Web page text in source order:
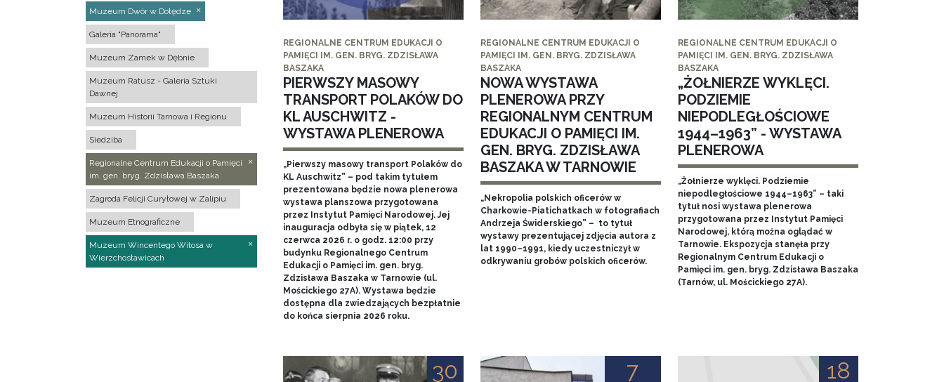
Muzeum Dwór w Dołędze
Galeria "Panorama"
Muzeum Zamek w Dębnie
Muzeum Ratusz - Galeria Sztuki
Dawnej
Muzeum Historii Tarnowa i Regionu
Siedziba
Regionalne Centrum Edukacji o Pamięci
im. gen. bryg. Zdzisława Baszaka
Zagroda Felicji Curyłowej w Zalipiu
Muzeum Etnograficzne
Muzeum Wincentego Witosa w
Wierzchosławicach
REGIONALNE CENTRUM EDUKACJI O
PAMIĘCI IM. GEN. BRYG. ZDZISŁAWA
BASZAKA
PIERWSZY MASOWY
TRANSPORT POLAKÓW DO
KL AUSCHWITZ -
WYSTAWA PLENEROWA
„Pierwszy masowy transport Polaków do
KL Auschwitz” – pod takim tytułem
prezentowana będzie nowa plenerowa
wystawa planszowa przygotowana
przez Instytut Pamięci Narodowej. Jej
inauguracja odbyła się w piątek, 12
czerwca 2026 r. o godz. 12:00 przy
budynku Regionalnego Centrum
Edukacji o Pamięci im. gen. bryg.
Zdzisława Baszaka w Tarnowie (ul.
Mościckiego 27A). Wystawa będzie
dostępna dla zwiedzających bezpłatnie
do końca sierpnia 2026 roku.
REGIONALNE CENTRUM EDUKACJI O
PAMIĘCI IM. GEN. BRYG. ZDZISŁAWA
BASZAKA
NOWA WYSTAWA
PLENEROWA PRZY
REGIONALNYM CENTRUM
EDUKACJI O PAMIĘCI IM.
GEN. BRYG. ZDZISŁAWA
BASZAKA W TARNOWIE
„Nekropolia polskich oficerów w
Charkowie-Piatichatkach w fotografiach
Andrzeja Świderskiego” – to tytuł
wystawy prezentującej zdjęcia autora z
lat 1990–1991, kiedy uczestniczył w
odkrywaniu grobów polskich oficerów.
REGIONALNE CENTRUM EDUKACJI O
PAMIĘCI IM. GEN. BRYG. ZDZISŁAWA
BASZAKA
„ŻOŁNIERZE WYKLĘCI.
PODZIEMIE
NIEPODLEGŁOŚCIOWE
1944–1963” - WYSTAWA
PLENEROWA
„Żołnierze wyklęci. Podziemie
niepodległościowe 1944–1963” – taki
tytuł nosi wystawa plenerowa
przygotowana przez Instytut Pamięci
Narodowej, którą można oglądać w
Tarnowie. Ekspozycja stanęła przy
Regionalnym Centrum Edukacji o
Pamięci im. gen. bryg. Zdzisława Baszaka
(Tarnów, ul. Mościckiego 27A).
30 7 18